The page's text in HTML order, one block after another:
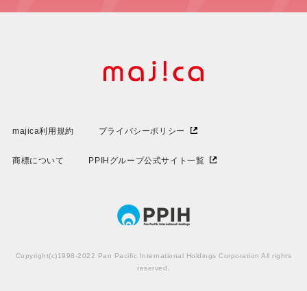
majica利用規約 プライバシーポリシー
商標について PPIHグループ公式サイト一覧
Copyright(c)1998-2022 Pan Pacific International Holdings Corporation All rights
reserved.